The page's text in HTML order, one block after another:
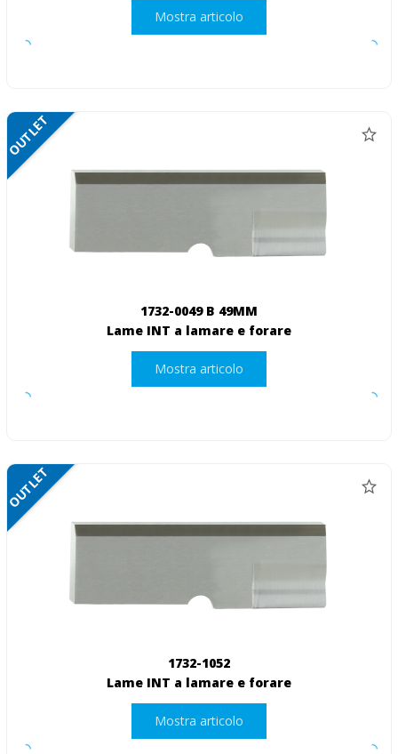
Mostra articolo
OUTLET
1732-0049 B 49MM
Lame INT a lamare e forare
Mostra articolo
OUTLET
1732-1052
Lame INT a lamare e forare
Mostra articolo